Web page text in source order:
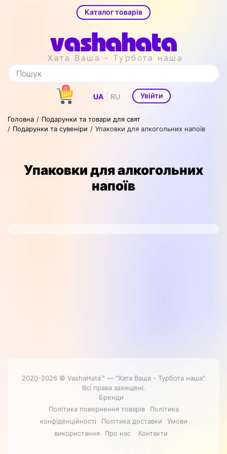
Каталог товарів
Хата Ваша - Турбота наша
0
UA RU Увійти
Головна
Подарунки та товари для свят
Подарунки та сувеніри
Упаковки для алкогольних напоїв
Упаковки для алкогольних
напоїв
2020-2026 © VashaHata™ — "Хата Ваша - Турбота наша"
Всі права захищені.
Бренди
Політика повернення товарів
Політика
конфіденційності
Політика доставки
Умови
використання
Про нас Контакти